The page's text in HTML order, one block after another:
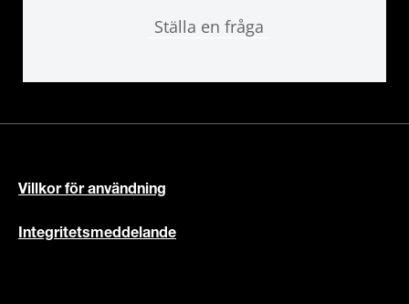
Ställa en fråga
Villkor för användning
Integritetsmeddelande